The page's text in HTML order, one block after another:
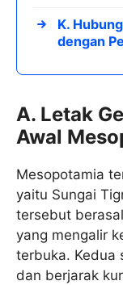
K.
dengan
A. Letak
Awal
Mesopotamia
yaitu Sungai
tersebut
yang mengalir
terbuka. Kedua
dan berjarak